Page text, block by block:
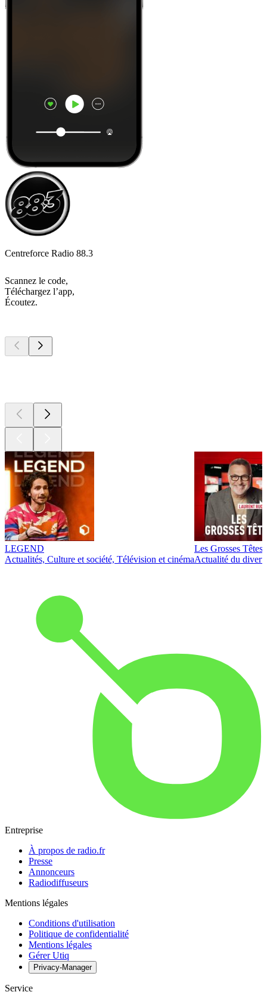
Centreforce Radio 88.3
Scannez le code,
Téléchargez l’app,
Écoutez.
LEGEND
Actualités, Culture et société, Télévision et cinéma
Les Grosses Têtes
Actualité du
Entreprise
À propos de radio.fr
Presse
Annonceurs
Radiodiffuseurs
Mentions légales
Conditions d'utilisation
Politique de confidentialité
Mentions légales
Gérer Utiq
Privacy-Manager
Service